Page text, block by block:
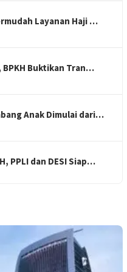
Layanan Haji …
BPKH Buktikan Tran…
Anak Dimulai dari…
PPLI dan DESI Siap…